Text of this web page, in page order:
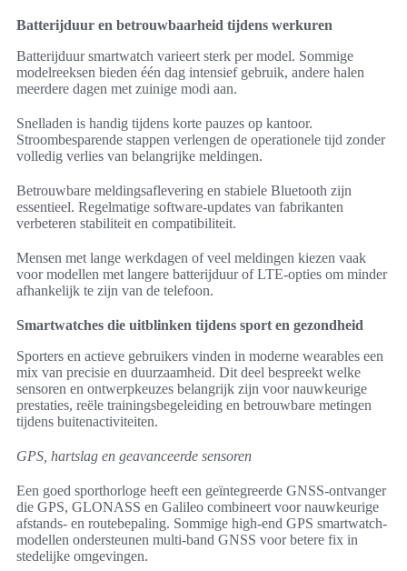
Batterijduur en betrouwbaarheid tijdens werkuren
Batterijduur smartwatch varieert sterk per model. Sommige
modelreeksen bieden één dag intensief gebruik, andere halen
meerdere dagen met zuinige modi aan.
Snelladen is handig tijdens korte pauzes op kantoor.
Stroombesparende stappen verlengen de operationele tijd zonder
volledig verlies van belangrijke meldingen.
Betrouwbare meldingsaflevering en stabiele Bluetooth zijn
essentieel. Regelmatige software-updates van fabrikanten
verbeteren stabiliteit en compatibiliteit.
Mensen met lange werkdagen of veel meldingen kiezen vaak
voor modellen met langere batterijduur of LTE-opties om minder
afhankelijk te zijn van de telefoon.
Smartwatches die uitblinken tijdens sport en gezondheid
Sporters en actieve gebruikers vinden in moderne wearables een
mix van precisie en duurzaamheid. Dit deel bespreekt welke
sensoren en ontwerpkeuzes belangrijk zijn voor nauwkeurige
prestaties, reële trainingsbegeleiding en betrouwbare metingen
tijdens buitenactiviteiten.
GPS, hartslag en geavanceerde sensoren
Een goed sporthorloge heeft een geïntegreerde GNSS-ontvanger
die GPS, GLONASS en Galileo combineert voor nauwkeurige
afstands- en routebepaling. Sommige high-end GPS smartwatch-
modellen ondersteunen multi-band GNSS voor betere fix in
stedelijke omgevingen.